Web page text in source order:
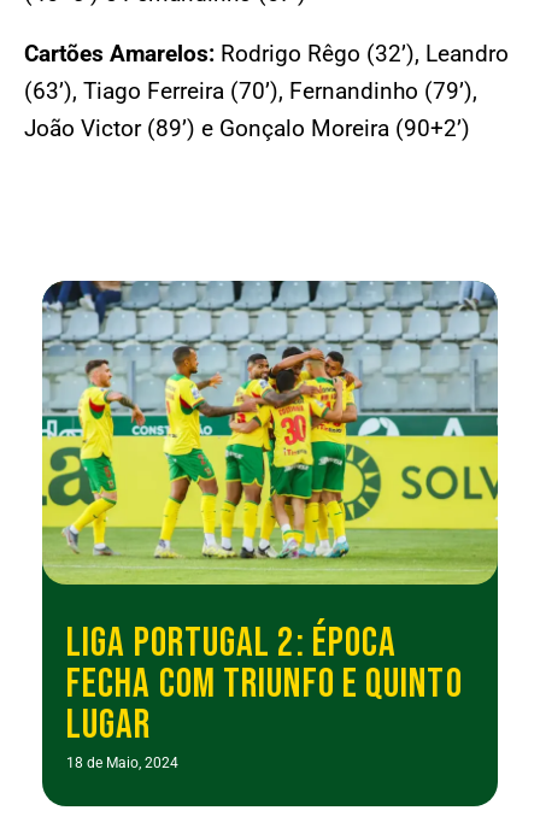
Cartões Amarelos: Rodrigo Rêgo (32’), Leandro
(63’), Tiago Ferreira (70’), Fernandinho (79’),
João Victor (89’) e Gonçalo Moreira (90+2’)
LIGA PORTUGAL 2: ÉPOCA
FECHA COM TRIUNFO E QUINTO
LUGAR
18 de Maio, 2024